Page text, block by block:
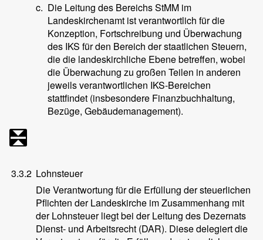
c. Die Leitung des Bereichs StMM im
Landeskirchenamt ist verantwortlich für die
Konzeption, Fortschreibung und Überwachung
des IKS für den Bereich der staatlichen Steuern,
die die landeskirchliche Ebene betreffen, wobei
die Überwachung zu großen Teilen in anderen
jeweils verantwortlichen IKS-Bereichen
stattfindet (insbesondere Finanzbuchhaltung,
Bezüge, Gebäudemanagement).
3.3.2 Lohnsteuer
Die Verantwortung für die Erfüllung der steuerlichen
Pflichten der Landeskirche im Zusammenhang mit
der Lohnsteuer liegt bei der Leitung des Dezernats
Dienst- und Arbeitsrecht (DAR). Diese delegiert die